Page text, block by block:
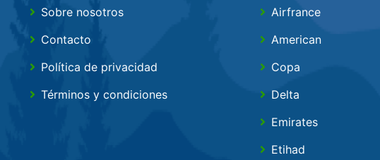
Sobre nosotros
Contacto
Política de privacidad
Términos y condiciones
Airfrance
American
Copa
Delta
Emirates
Etihad